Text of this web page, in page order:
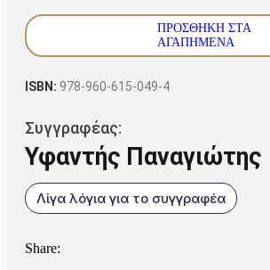
ΠΡΟΣΘΉΚΗ ΣΤΑ
ΑΓΑΠΗΜΈΝΑ
ISBN: 978-960-615-049-4
Συγγραφέας:
Υφαντής Παναγιώτης
Λίγα λόγια για το συγγραφέα
Share: